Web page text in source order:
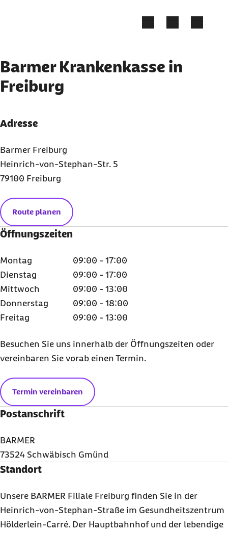
Barmer Krankenkasse in
Freiburg
Adresse
Barmer Freiburg
Heinrich-von-Stephan-Str. 5
79100 Freiburg
Route planen
Öffnungszeiten
Montag
09:00 - 17:00
Dienstag
09:00 - 17:00
Mittwoch
09:00 - 13:00
Donnerstag
09:00 - 18:00
Freitag
09:00 - 13:00
Besuchen Sie uns innerhalb der Öffnungszeiten oder
vereinbaren Sie vorab einen Termin.
Termin vereinbaren
Postanschrift
BARMER
73524 Schwäbisch Gmünd
Standort
Unsere BARMER Filiale Freiburg finden Sie in der
Heinrich-von-Stephan-Straße im Gesundheitszentrum
Hölderlein-Carré. Der Hauptbahnhof und der lebendige